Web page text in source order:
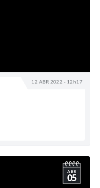
12 ABR 2022 - 12h17
ABR
05